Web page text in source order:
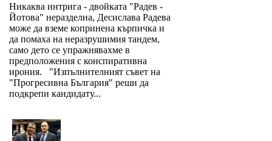
Никаква интрига - двойката "Радев -
Йотова" неразделна, Десислава Радева
може да вземе копринена кърпичка и
да помаха на неразрушимия тандем,
само дето се упражнявахме в
предположения с конспиративна
ирония. "Изпълнителният съвет на
"Прогресивна България" реши да
подкрепи кандидату...